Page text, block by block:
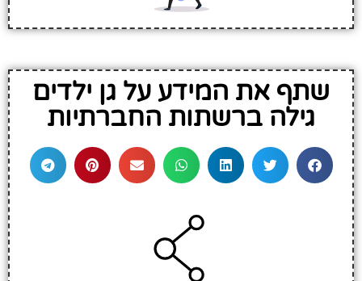
שתף את המידע על גן ילדים
גילה ברשתות החברתיות